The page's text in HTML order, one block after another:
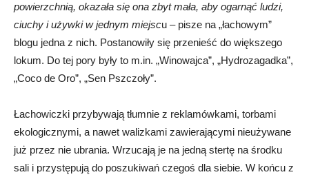
powierzchnią, okazała się ona zbyt mała, aby ogarnąć ludzi,
ciuchy i używki w jednym miejscu – pisze na „łachowym”
blogu jedna z nich. Postanowiły się przenieść do większego
lokum. Do tej pory były to m.in. „Winowajca”, „Hydrozagadka”,
„Coco de Oro”, „Sen Pszczoły”.
Łachowiczki przybywają tłumnie z reklamówkami, torbami
ekologicznymi, a nawet walizkami zawierającymi nieużywane
już przez nie ubrania. Wrzucają je na jedną stertę na środku
sali i przystępują do poszukiwań czegoś dla siebie. W końcu z